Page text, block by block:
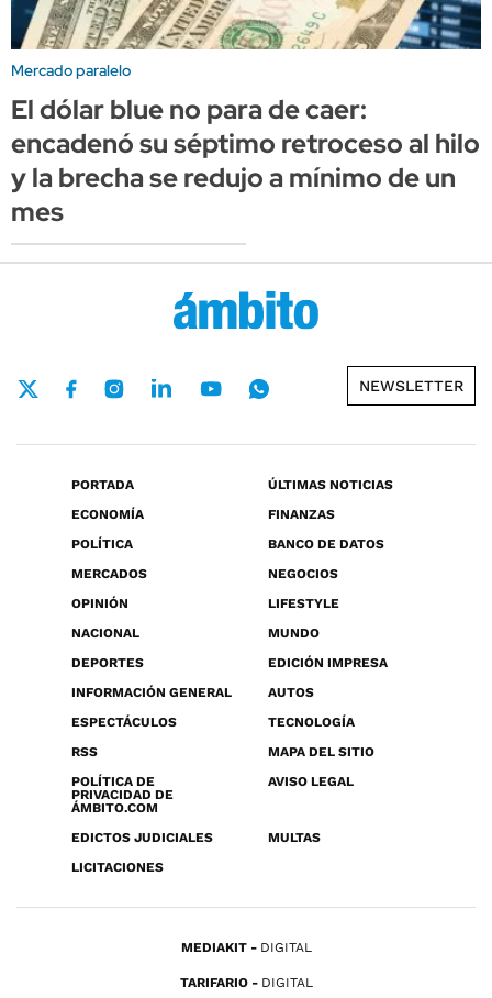
Mercado paralelo
El dólar blue no para de caer:
encadenó su séptimo retroceso al hilo
y la brecha se redujo a mínimo de un
mes
NEWSLETTER
PORTADA
ÚLTIMAS NOTICIAS
ECONOMÍA
FINANZAS
POLÍTICA
BANCO DE DATOS
MERCADOS
NEGOCIOS
OPINIÓN
LIFESTYLE
NACIONAL
MUNDO
DEPORTES
EDICIÓN IMPRESA
INFORMACIÓN GENERAL
AUTOS
ESPECTÁCULOS
TECNOLOGÍA
RSS
MAPA DEL SITIO
POLÍTICA DE
PRIVACIDAD DE
ÁMBITO.COM
AVISO LEGAL
EDICTOS JUDICIALES
MULTAS
LICITACIONES
MEDIAKIT DIGITAL
TARIFARIO DIGITAL